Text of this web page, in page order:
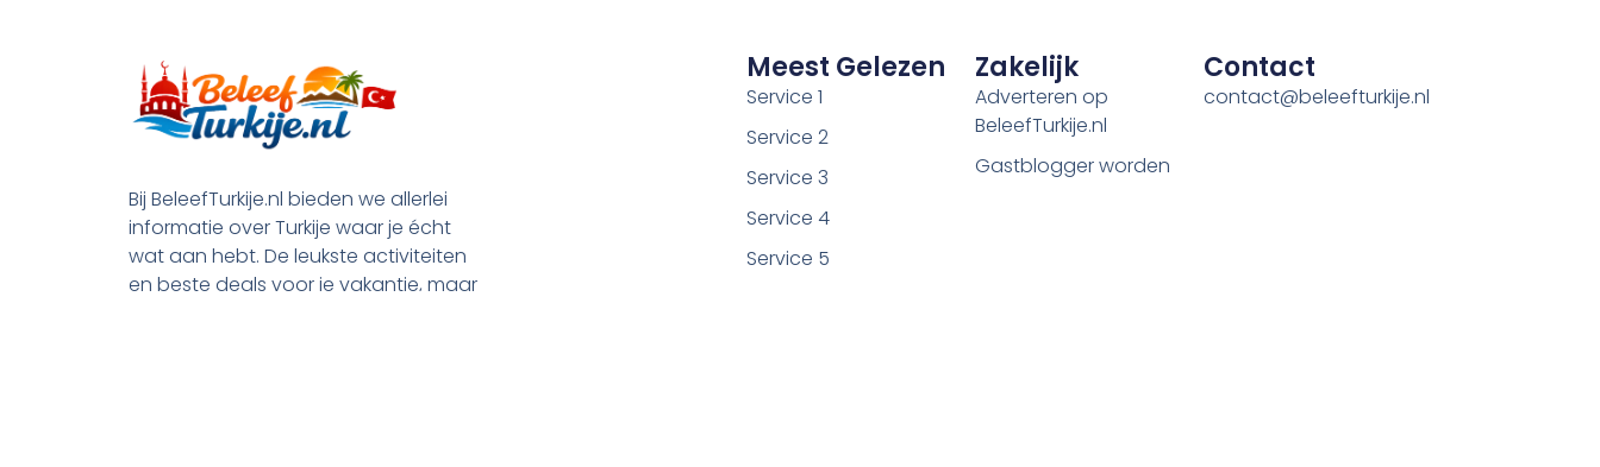
Bij BeleefTurkije.nl bieden we allerlei
informatie over Turkije waar je écht
wat aan hebt. De leukste activiteiten
en beste deals voor je vakantie, maar
Meest Gelezen
Service 1
Service 2
Service 3
Service 4
Service 5
Zakelijk
Adverteren op
BeleefTurkije.nl
Gastblogger worden
Contact
contact@beleefturkije.nl